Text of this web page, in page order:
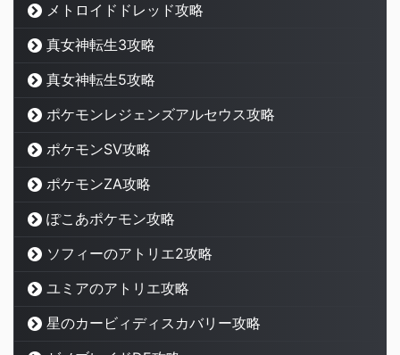
メトロイドドレッド攻略
真女神転生3攻略
真女神転生5攻略
ポケモンレジェンズアルセウス攻略
ポケモンSV攻略
ポケモンZA攻略
ぽこあポケモン攻略
ソフィーのアトリエ2攻略
ユミアのアトリエ攻略
星のカービィディスカバリー攻略